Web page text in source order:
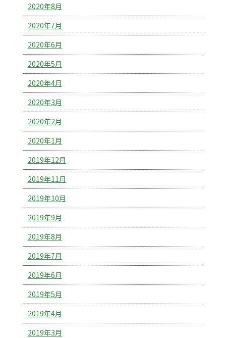
2020年8月
2020年7月
2020年6月
2020年5月
2020年4月
2020年3月
2020年2月
2020年1月
2019年12月
2019年11月
2019年10月
2019年9月
2019年8月
2019年7月
2019年6月
2019年5月
2019年4月
2019年3月